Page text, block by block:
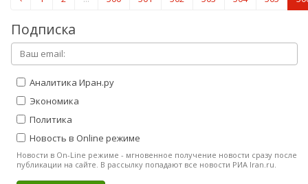
Подписка
Аналитика Иран.ру
Экономика
Политика
Новость в Online режиме
Новости в On-Line режиме - мгновенное получение новости сразу после
публикации на сайте. В рассылку попадают все новости РИА Iran.ru.